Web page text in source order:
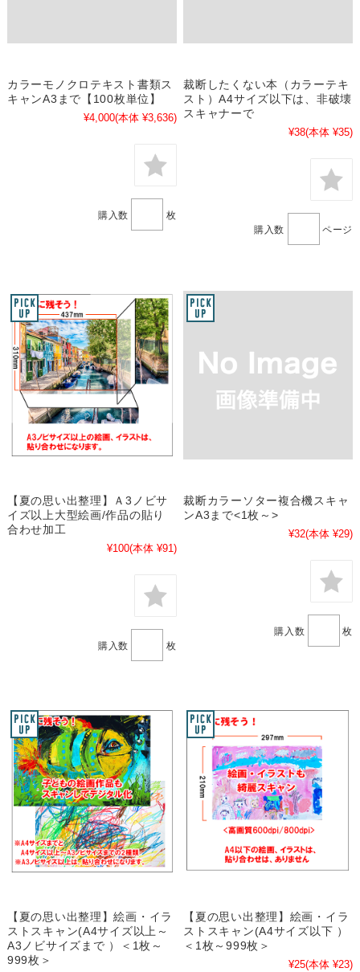
カラーモノクロテキスト書類ス
キャンA3まで【100枚単位】
¥4,000(本体 ¥3,636)
購入数 枚
裁断したくない本（カラーテキ
スト）A4サイズ以下は、非破壊
スキャナーで
¥38(本体 ¥35)
購入数 ページ
【夏の思い出整理】Ａ3ノビサ
イズ以上大型絵画/作品の貼り
合わせ加工
¥100(本体 ¥91)
購入数 枚
裁断カラーソター複合機スキャ
ンA3まで<1枚～>
¥32(本体 ¥29)
購入数 枚
【夏の思い出整理】絵画・イラ
ストスキャン(A4サイズ以上～
A3ノビサイズまで ）＜1枚～
999枚＞
【夏の思い出整理】絵画・イラ
ストスキャン(A4サイズ以下 ）
＜1枚～999枚＞
¥25(本体 ¥23)